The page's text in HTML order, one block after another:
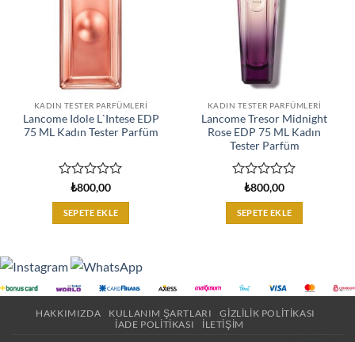
KADIN TESTER PARFÜMLERI
Lancome Idole L`Intese EDP
75 ML Kadın Tester Parfüm
üzerinden
0
oy
₺800,00
SEPETE EKLE
KADIN TESTER PARFÜMLERI
Lancome Tresor Midnight
Rose EDP 75 ML Kadın
Tester Parfüm
üzerinden
0
oy
₺800,00
SEPETE EKLE
HAKKIMIZDA KULLANIM ŞARTLARI
GIZLILIK POLITIKASI
İADE POLITIKASI
İLETIŞIM